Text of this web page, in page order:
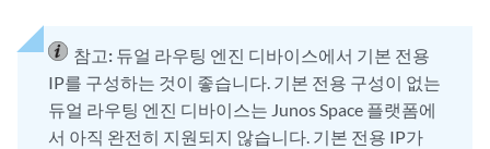
참고: 듀얼 라우팅 엔진 디바이스에서 기본 전용
IP를 구성하는 것이 좋습니다. 기본 전용 구성이 없는
듀얼 라우팅 엔진 디바이스는 Junos Space 플랫폼에
서 아직 완전히 지원되지 않습니다. 기본 전용 IP가